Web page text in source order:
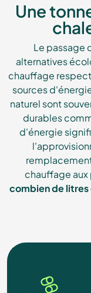
Une
Le passage
alternatives
chauffage
sources
naturel sont
durables
d'énergie
chauffage aux
combien de litres